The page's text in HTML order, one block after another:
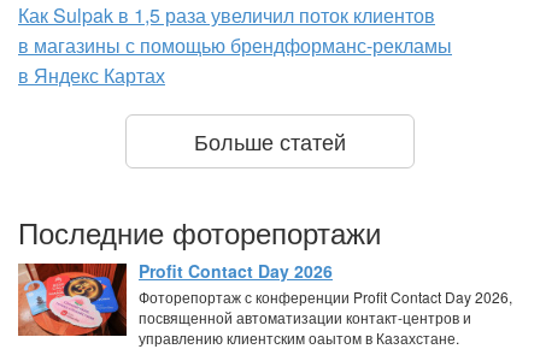
Как Sulpak в 1,5 раза увеличил поток клиентов
в магазины с помощью брендформанс-рекламы
в Яндекс Картах
Больше статей
Последние фоторепортажи
Profit Contact Day 2026
Фоторепортаж с конференции Profit Contact Day 2026,
посвященной автоматизации контакт-центров и
управлению клиентским оаытом в Казахстане.